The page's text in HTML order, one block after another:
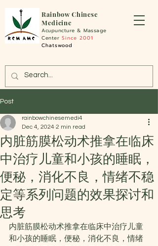
Rainbow Chinese
Medicine
Acupuncture & Massage
Center Since 2001
Chatswood
Post
内脏筋膜松动术推拿在临床
中治疗儿童和小孩的睡眠，
便秘，消化不良，情绪不稳
定等系列问题的效果探讨和
思考
rainbowchinesemedi4
Dec 4, 2024 2 min read
内脏筋膜松动术推拿在临床中治疗儿童
和小孩的睡眠，便秘，消化不良，情绪